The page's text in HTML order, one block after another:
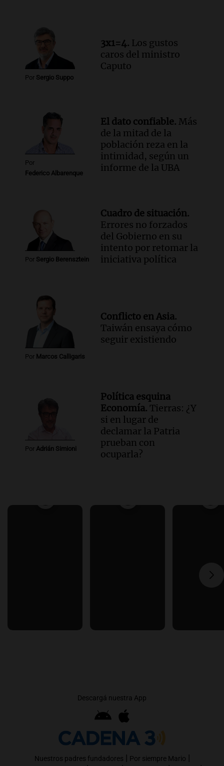
generan fuertes críticas
Panorama Federal
Episodios
Por Sergio Suppo
3x1=4. Los gustos
caros del ministro
Caputo
Por
Federico Albarenque
El dato confiable. Más
de la mitad de la
población reza en la
intimidad, según un
informe de la UBA
Por Sergio Berensztein
Cuadro de situación.
Errores no forzados
del Gobierno en su
intento por retomar la
iniciativa política
Por Marcos Calligaris
Conflicto en Asia.
Taiwán ensaya cómo
seguir existiendo
Por Adrián Simioni
Política esquina
Economía. Tierras: ¿Y
si en lugar de
declamar la Patria
prueban con
ocuparla?
Descargá nuestra App
Nuestros padres fundadores | Por siempre Mario |